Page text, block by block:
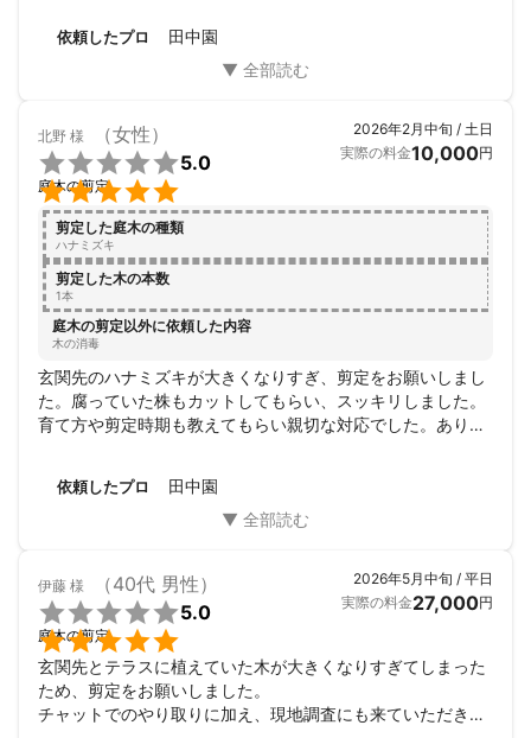
た。自分では到底できない仕上がりにとても満足しておりま
す。ありがとうございました。
依頼したプロ 田中園
北野 様 （女性）


5.0
庭木の剪定
2026年2月中旬 / 土日
実際の料金10,000円
剪定した庭木の種類
ハナミズキ
剪定した木の本数
1本
庭木の剪定以外に依頼した内容
木の消毒
玄関先のハナミズキが大きくなりすぎ、剪定をお願いしまし
た。腐っていた株もカットしてもらい、スッキリしました。
育て方や剪定時期も教えてもらい親切な対応でした。ありが
依頼したプロ 田中園
伊藤 様 （40代 男性）


5.0
庭木の剪定
2026年5月中旬 / 平日
実際の料金27,000円
玄関先とテラスに植えていた木が大きくなりすぎてしまった
ため、剪定をお願いしました。
チャットでのやり取りに加え、現地調査にも来ていただき、